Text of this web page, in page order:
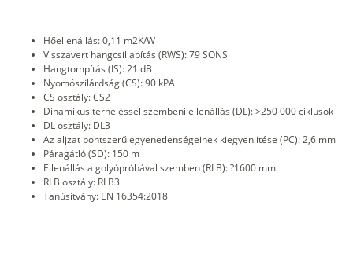
Hőellenállás: 0,11 m2K/W
Visszavert hangcsillapítás (RWS): 79 SONS
Hangtompítás (IS): 21 dB
Nyomószilárdság (CS): 90 kPA
CS osztály: CS2
Dinamikus terheléssel szembeni ellenállás (DL): >250 000 ciklusok
DL osztály: DL3
Az aljzat pontszerű egyenetlenségeinek kiegyenlítése (PC): 2,6 mm
Páragátló (SD): 150 m
Ellenállás a golyópróbával szemben (RLB): ?1600 mm
RLB osztály: RLB3
Tanúsítvány: EN 16354:2018